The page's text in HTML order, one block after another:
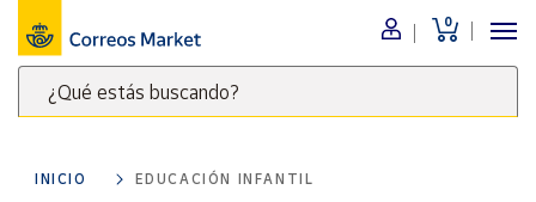
0
¿Qué estás buscando?
clave
Menú
Nuestro
catálogo
Alimentación
INICIO EDUCACIÓN INFANTIL